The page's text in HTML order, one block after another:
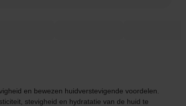
en bewezen huidverstevigende voordelen.
stevigheid en hydratatie van de huid te